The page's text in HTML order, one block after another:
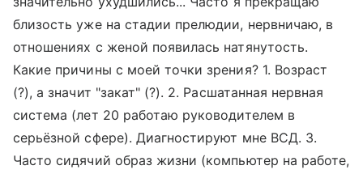
близость уже на стадии прелюдии, нервничаю, в
отношениях с женой появилась натянутость.
Какие причины с моей точки зрения? 1. Возраст
(?), а значит "закат" (?). 2. Расшатанная нервная
система (лет 20 работаю руководителем в
серьёзной сфере). Диагностируют мне ВСД. 3.
Часто сидячий образ жизни (компьютер на работе,